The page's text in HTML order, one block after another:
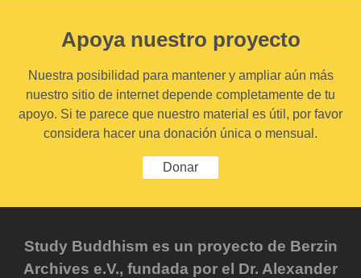
Apoya nuestro proyecto
Nuestra posibilidad para mantener y ampliar aún más
nuestro sitio de internet depende completamente de tu
apoyo. Si te parece que nuestro material es útil, por favor
considera hacer una donación única o mensual.
Donar
Study Buddhism es un proyecto de Berzin
Archives e.V., fundada por el Dr. Alexander